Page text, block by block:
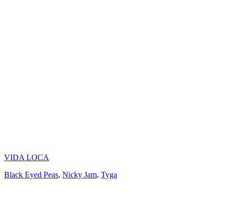
VIDA LOCA
Black Eyed Peas, Nicky Jam, Tyga